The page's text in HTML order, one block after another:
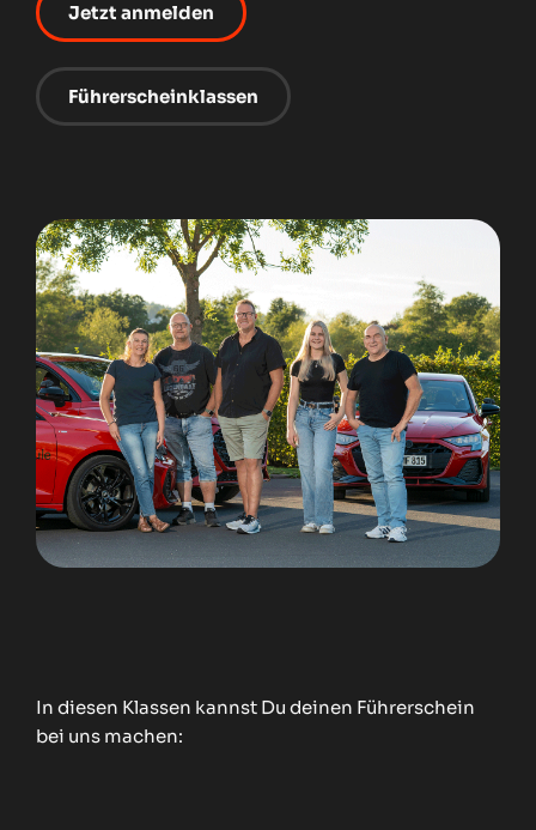
Mitteilungen
Kurstermine
Jetzt anmelden
Jetzt anmelden
Führerscheinklassen
In diesen Klassen kannst Du deinen Führerschein
bei uns machen: